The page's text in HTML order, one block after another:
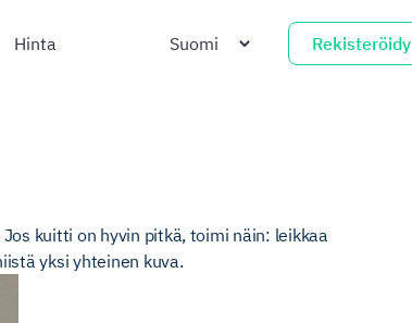
Hinta Rekisteröidy
kuitti on hyvin pitkä, toimi näin: leikkaa
yksi yhteinen kuva.